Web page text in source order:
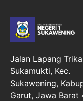
Jalan Lapang
Sukamukti, Kec.
Sukawening,
Garut, Jawa Barat